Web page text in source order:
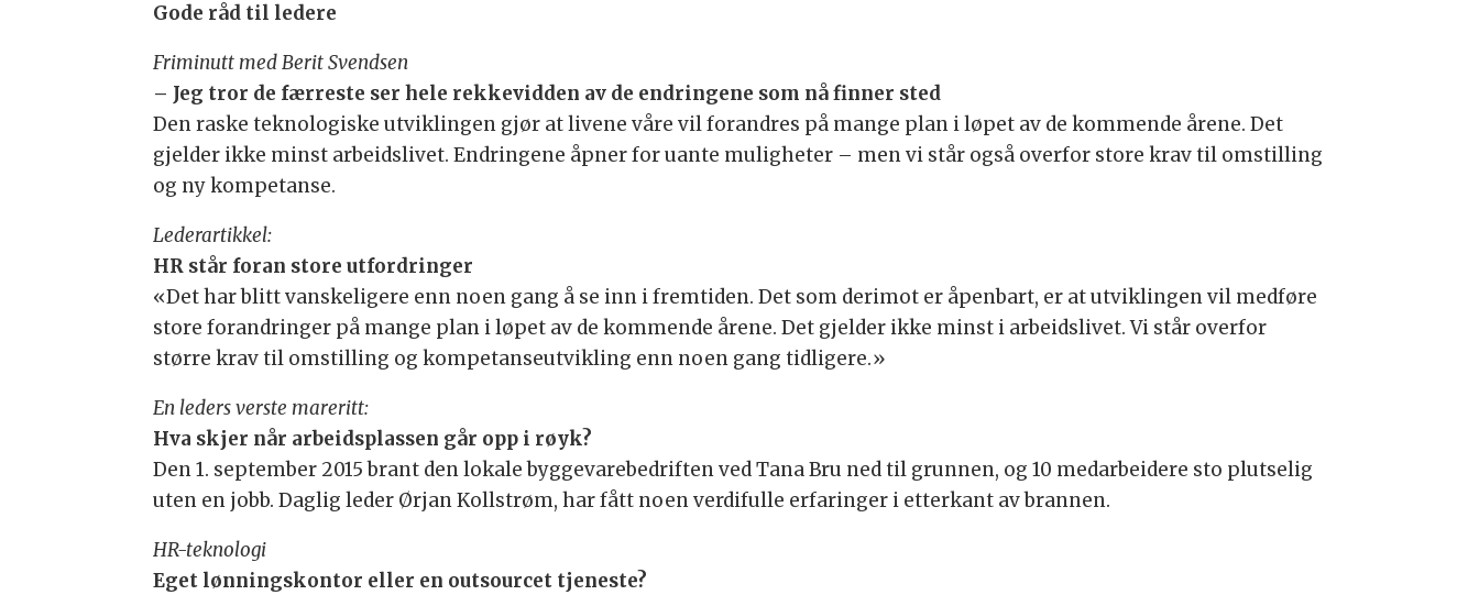
Gode råd til ledere
Friminutt med Berit Svendsen
– Jeg tror de færreste ser hele rekkevidden av de endringene som nå finner sted
Den raske teknologiske utviklingen gjør at livene våre vil forandres på mange plan i løpet av de kommende årene. Det
gjelder ikke minst arbeidslivet. Endringene åpner for uante muligheter – men vi står også overfor store krav til omstilling
og ny kompetanse.
Lederartikkel:
HR står foran store utfordringer
«Det har blitt vanskeligere enn noen gang å se inn i fremtiden. Det som derimot er åpenbart, er at utviklingen vil medføre
store forandringer på mange plan i løpet av de kommende årene. Det gjelder ikke minst i arbeidslivet. Vi står overfor
større krav til omstilling og kompetanseutvikling enn noen gang tidligere.»
En leders verste mareritt:
Hva skjer når arbeidsplassen går opp i røyk?
Den 1. september 2015 brant den lokale byggevarebedriften ved Tana Bru ned til grunnen, og 10 medarbeidere sto plutselig
uten en jobb. Daglig leder Ørjan Kollstrøm, har fått noen verdifulle erfaringer i etterkant av brannen.
HR-teknologi
Eget lønningskontor eller en outsourcet tjeneste?